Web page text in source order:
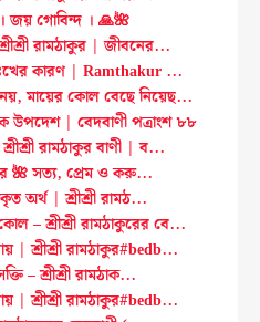
গোবিন্দ । 🙏🌺
রামঠাকুর | জীবনের...
কারণ | Ramthakur ...
নয়, মায়ের কোল বেছে নিয়েছ...
উপদেশ | বেদবাণী পত্রাংশ ৮৮
রামঠাকুর বাণী | ব...
🌺 সত্য, প্রেম ও করু...
অর্থ | শ্রীশ্রী রামঠ...
– শ্রীশ্রী রামঠাকুরের বে...
| শ্রীশ্রী রামঠাকুর#bedb...
– শ্রীশ্রী রামঠাক...
| শ্রীশ্রী রামঠাকুর#bedb...